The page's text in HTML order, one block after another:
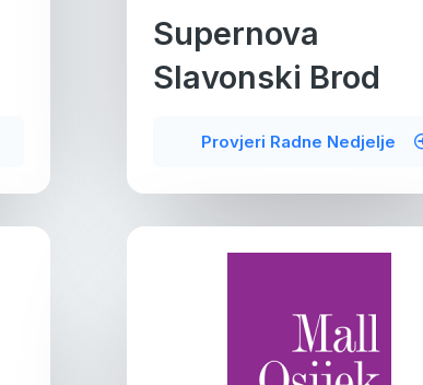
Supernova
Slavonski Brod
Provjeri Radne Nedjelje